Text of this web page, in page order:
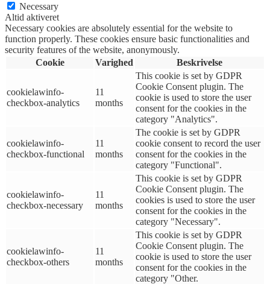
Necessary
Altid aktiveret
Necessary cookies are absolutely essential for the website to
function properly. These cookies ensure basic functionalities and
security features of the website, anonymously.
Cookie
Varighed Beskrivelse
cookielawinfo-
checkbox-analytics
11
months
This cookie is set by GDPR
Cookie Consent plugin. The
cookie is used to store the user
consent for the cookies in the
category "Analytics".
cookielawinfo-
checkbox-functional
11
months
The cookie is set by GDPR
cookie consent to record the user
consent for the cookies in the
category "Functional".
cookielawinfo-
checkbox-necessary
11
months
This cookie is set by GDPR
Cookie Consent plugin. The
cookies is used to store the user
consent for the cookies in the
category "Necessary".
cookielawinfo-
checkbox-others
11
months
This cookie is set by GDPR
Cookie Consent plugin. The
cookie is used to store the user
consent for the cookies in the
category "Other.